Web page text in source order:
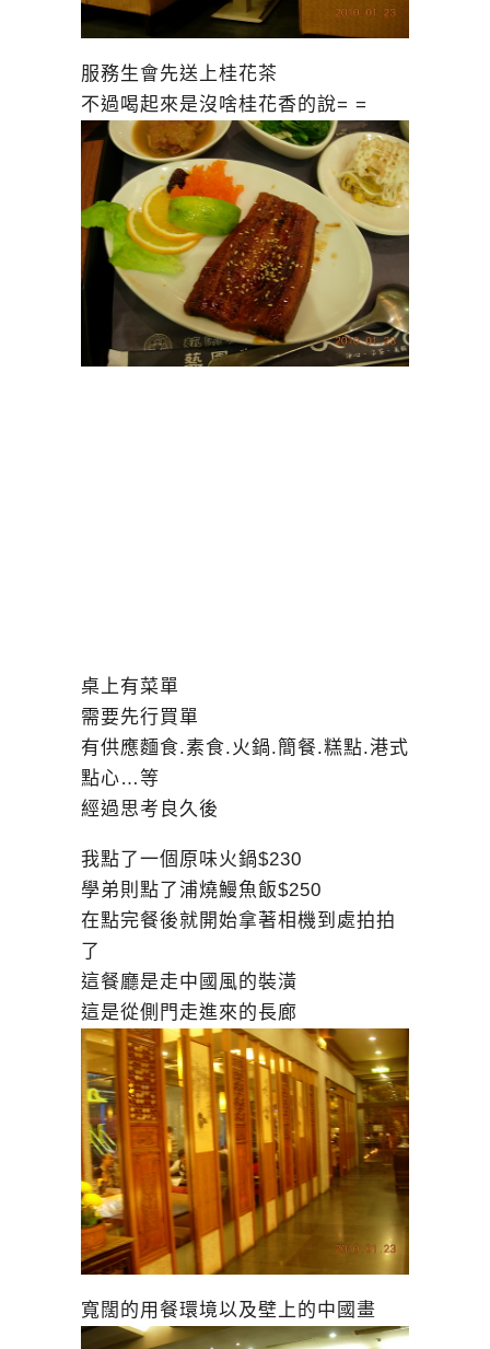
服務生會先送上桂花茶
不過喝起來是沒啥桂花香的說= =
桌上有菜單
需要先行買單
有供應麵食.素食.火鍋.簡餐.糕點.港式
點心…等
經過思考良久後
我點了一個原味火鍋$230
學弟則點了浦燒鰻魚飯$250
在點完餐後就開始拿著相機到處拍拍
了
這餐廳是走中國風的裝潢
這是從側門走進來的長廊
寬闊的用餐環境以及壁上的中國畫